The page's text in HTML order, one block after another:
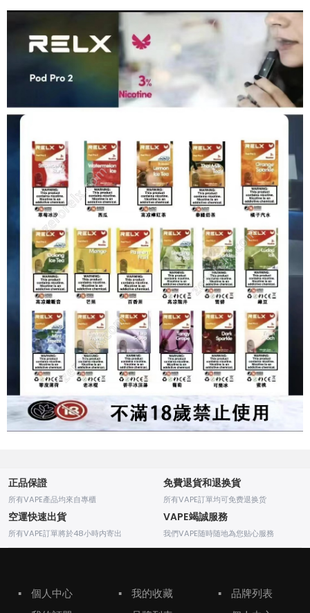
正品保證
所有VAPE產品均來自專櫃
免費退貨和退换貨
所有VAPE訂單均可免费退换货
空運快速出貨
所有VAPE訂單將於48小時内寄出
VAPE竭誠服務
我們VAPE随時随地為您贴心服務
▪
個人中心
▪
我的收藏
▪
品牌列表